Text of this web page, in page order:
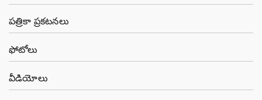
పత్రికా ప్రకటనలు
ఫోటోలు
వీడియోలు